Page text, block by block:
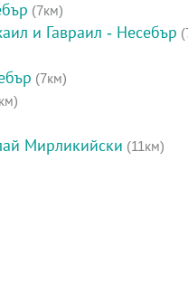
(7км)
и Гавраил - Несебър
(7км)
Мирликийски (11км)